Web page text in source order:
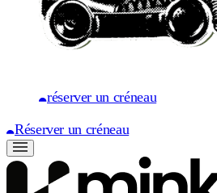
réserver un créneau
Réserver un créneau